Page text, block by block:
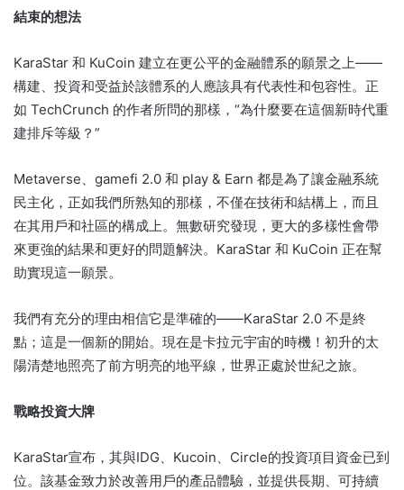
結束的想法
KaraStar 和 KuCoin 建立在更公平的金融體系的願景之上——
構建、投資和受益於該體系的人應該具有代表性和包容性。 正
如 TechCrunch 的作者所問的那樣，“為什麼要在這個新時代重
建排斥等級？”
Metaverse、gamefi 2.0 和 play & Earn 都是為了讓金融系統
民主化，正如我們所熟知的那樣，不僅在技術和結構上，而且
在其用戶和社區的構成上。 無數研究發現，更大的多樣性會帶
來更強的結果和更好的問題解決。 KaraStar 和 KuCoin 正在幫
助實現這一願景。
我們有充分的理由相信它是準確的——KaraStar 2.0 不是終
點； 這是一個新的開始。 現在是卡拉元宇宙的時機！ 初升的太
陽清楚地照亮了前方明亮的地平線，世界正處於世紀之旅。
戰略投資大牌
KaraStar宣布，其與IDG、Kucoin、Circle的投資項目資金已到
位。 該基金致力於改善用戶的產品體驗，並提供長期、可持續